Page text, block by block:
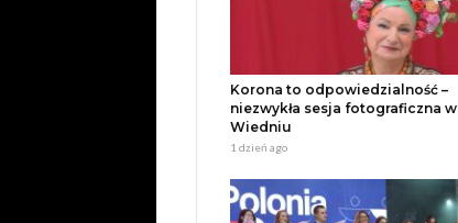
Korona to odpowiedzialność –
niezwykła sesja fotograficzna w
Wiedniu
1 dzień ago